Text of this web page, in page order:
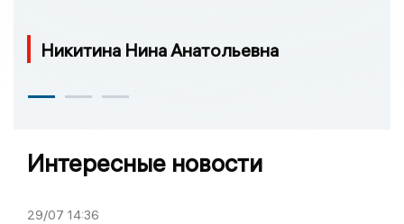
Никитина Нина Анатольевна
Интересные новости
29/07 14:36